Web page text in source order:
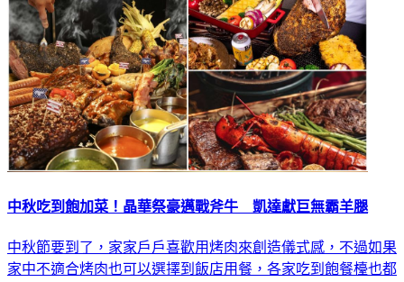
中秋吃到飽加菜！晶華祭豪邁戰斧牛 凱達獻巨無霸羊腿
中秋節要到了，家家戶戶喜歡用烤肉來創造儀式感，不過如果
家中不適合烤肉也可以選擇到飯店用餐，各家吃到飽餐檯也都